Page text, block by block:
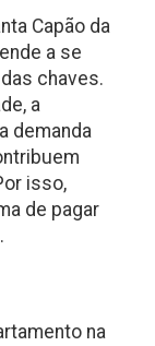
Capão da
a se
chaves.
a
demanda
isso,
de pagar
na